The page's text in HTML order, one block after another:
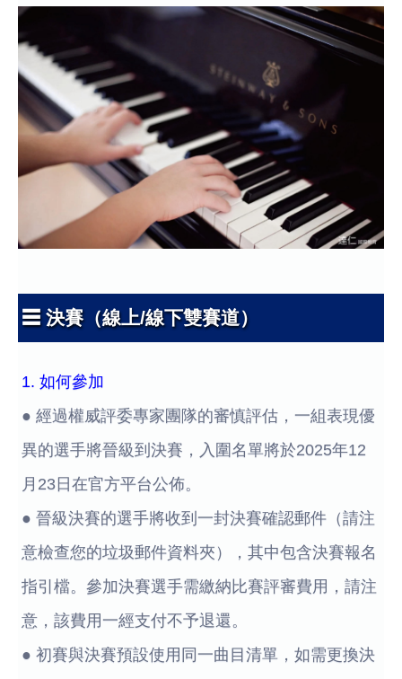
☰ 決賽（線上/線下雙賽道）
1. 如何參加
● 經過權威評委專家團隊的審慎評估，一組表現優
異的選手將晉級到決賽，入圍名單將於2025年12
月23日在官方平台公佈。
● 晉級決賽的選手將收到一封決賽確認郵件（請注
意檢查您的垃圾郵件資料夾），其中包含決賽報名
指引檔。參加決賽選手需繳納比賽評審費用，請注
意，該費用一經支付不予退還。
● 初賽與決賽預設使用同一曲目清單，如需更換決